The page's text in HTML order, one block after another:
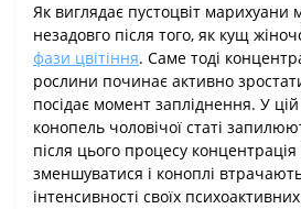
Як виглядає пустоцвіт марихуани
незадовго після того, як кущ
фази цвітіння. Саме тоді
рослини починає активно
посідає момент запліднення. У цій
конопель чоловічої статі
після цього процесу
зменшуватися і коноплі
інтенсивності своїх